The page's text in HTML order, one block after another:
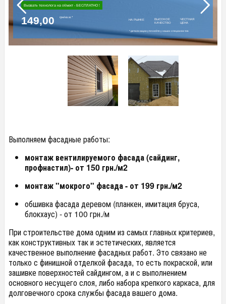
149,00 грн/кв.м.*
* детали акции уточняйте у наших специалистов
Вызвать технолога на объект - БЕСПЛАТНО !
ЧЕСТНАЯ
ЦЕНА
НА РЫНКЕ
ВЫСОКОЕ
КАЧЕСТВО
Выполняем фасадные работы:
монтаж вентилируемого фасада (сайдинг,
профнастил)- от 150 грн./м2
монтаж "мокрого" фасада - от 199 грн./м2
обшивка фасада деревом (планкен, имитация бруса,
блокхаус) - от 100 грн./м
При строительстве дома одним из самых главных критериев,
как конструктивных так и эстетических, является
качественное выполнение фасадных работ. Это связано не
только с финишной отделкой фасада, то есть покраской, или
зашивке поверхностей сайдингом, а и с выполнением
основного несущего слоя, либо набора крепкого каркаса, для
долговечного срока службы фасада вашего дома.